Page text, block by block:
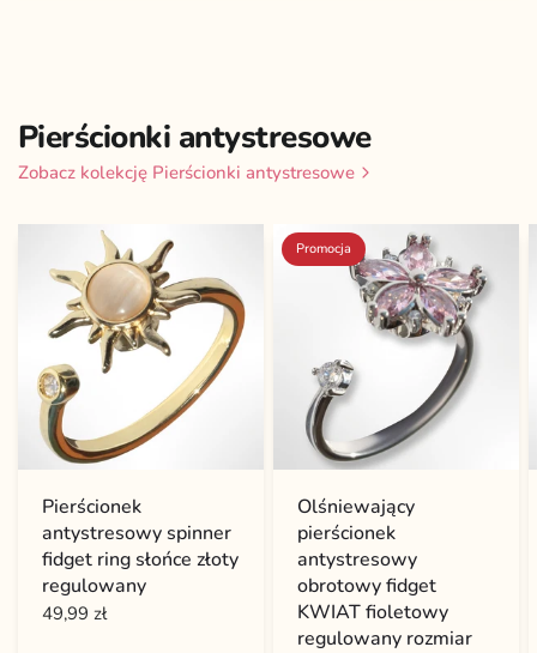
Pierścionki antystresowe
Zobacz kolekcję Pierścionki antystresowe
Pierścionek
antystresowy spinner
fidget ring słońce złoty
regulowany
49,99 zł
Promocja
Olśniewający
pierścionek
antystresowy
obrotowy fidget
KWIAT fioletowy
regulowany rozmiar